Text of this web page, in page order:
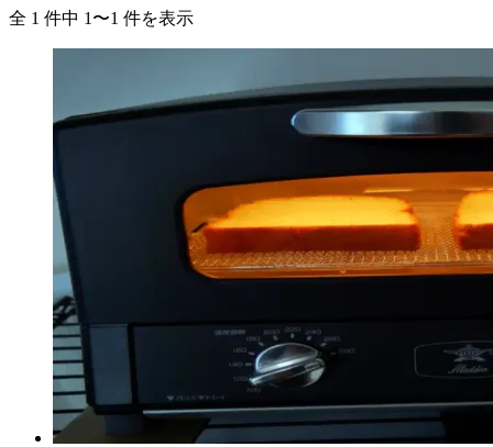
全 1 件中 1〜1 件を表示